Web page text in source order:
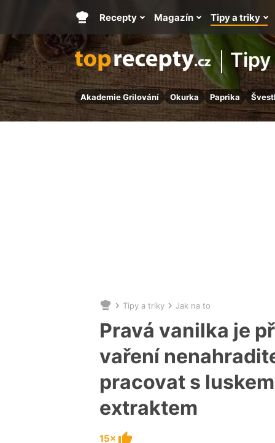
Akademie Grilování Okurka Paprika
Hlavní
stránka
Recepty Magazín Tipy a triky
Nacházíte
se
zde:
Tipy a triky Jak na to
Pravá vanilka je
vaření
pracovat s
extraktem
15×